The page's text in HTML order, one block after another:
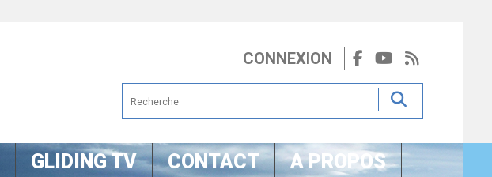
CONNEXION
GLIDING TV CONTACT A PROPOS